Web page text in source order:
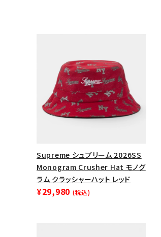
その他バッグ類
スニーカー・ブーツ
パンツ・ショーツ
COLLABORATION BRAND
SEASON
Supreme シュプリーム 2026SS
Monogram Crusher Hat モノグ
ラム クラッシャーハット レッド
¥29,980 (税込)